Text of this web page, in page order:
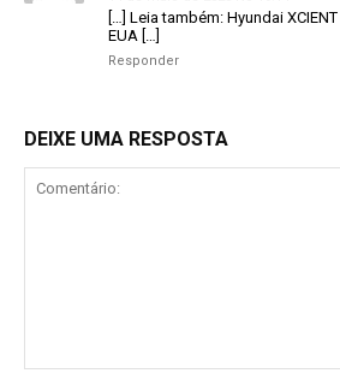
[…] Leia também: Hyundai
EUA […]
Responder
DEIXE UMA RESPOSTA